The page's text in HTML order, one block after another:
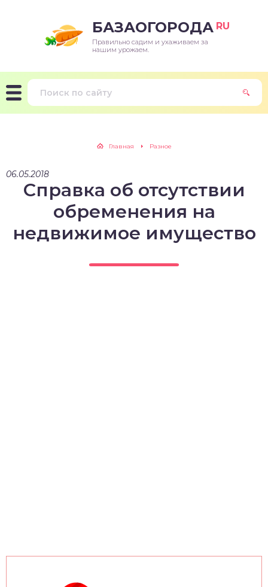
БАЗАОГОРОДА RU
Правильно садим и ухаживаем за
нашим урожаем.
Главная Разное
06.05.2018
Справка об отсутствии
обременения на
недвижимое имущество